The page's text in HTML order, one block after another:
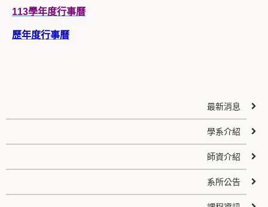
113學年度行事曆
歷年度行事曆
最新消息
學系介紹
師資介紹
系所公告